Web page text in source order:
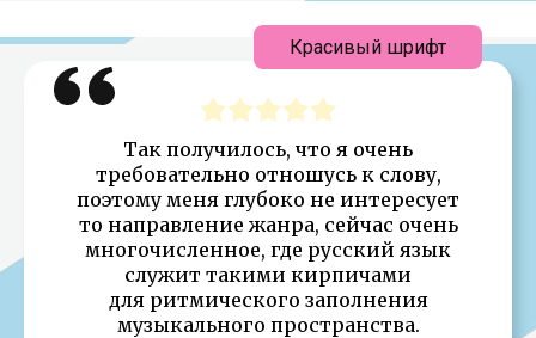
Так получилось, что я очень
требовательно отношусь к слову,
поэтому меня глубоко не интересует
то направление жанра, сейчас очень
многочисленное, где русский язык
служит такими кирпичами
для ритмического заполнения
музыкального пространства.
Красивый шрифт